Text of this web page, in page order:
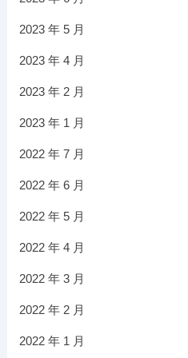
2023 年 5 月
2023 年 4 月
2023 年 2 月
2023 年 1 月
2022 年 7 月
2022 年 6 月
2022 年 5 月
2022 年 4 月
2022 年 3 月
2022 年 2 月
2022 年 1 月